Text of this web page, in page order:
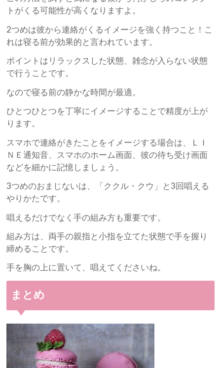
トがくる可能性が高くなりますよ。
2つめは彼から連絡がくるイメージを強く持つこと！こ
れは寝る前が効果的と言われています。
ポイントはリラックスした状態、雑念が入らない状態
で行うことです。
なので寝る前の静かな時間が最適。
ひとつひとつを丁寧にイメージすることで精度が上が
ります。
スマホで連絡がきたことをイメージする場合は、ＬＩ
ＮＥ通知音、スマホのホーム画面、彼の待ち受け画面
などを細かに記憶しましょう。
3つめのおまじないは、「ククル・クウ」と3回唱える
やりかたです。
唱えるだけでなく手の組み方も重要です。
組み方は、両手の親指と小指を立てた状態で手を握り
締めることです。
手を胸の上に置いて、唱えてくださいね。
まとめ